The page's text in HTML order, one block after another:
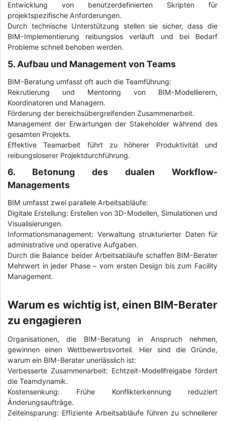
Entwicklung von benutzerdefinierten Skripten für
projektspezifische Anforderungen.
Durch technische Unterstützung stellen sie sicher, dass die
BIM-Implementierung reibungslos verläuft und bei Bedarf
Probleme schnell behoben werden.
5. Aufbau und Management von Teams
BIM-Beratung umfasst oft auch die Teamführung:
Rekrutierung und Mentoring von BIM-Modellierern,
Koordinatoren und Managern.
Förderung der bereichsübergreifenden Zusammenarbeit.
Management der Erwartungen der Stakeholder während des
gesamten Projekts.
Effektive Teamarbeit führt zu höherer Produktivität und
reibungsloserer Projektdurchführung.
6. Betonung des dualen Workflow-
Managements
BIM umfasst zwei parallele Arbeitsabläufe:
Digitale Erstellung: Erstellen von 3D-Modellen, Simulationen und
Visualisierungen.
Informationsmanagement: Verwaltung strukturierter Daten für
administrative und operative Aufgaben.
Durch die Balance beider Arbeitsabläufe schaffen BIM-Berater
Mehrwert in jeder Phase – vom ersten Design bis zum Facility
Management.
Warum es wichtig ist, einen BIM-Berater
zu engagieren
Organisationen, die BIM-Beratung in Anspruch nehmen,
gewinnen einen Wettbewerbsvorteil. Hier sind die Gründe,
warum ein BIM-Berater unerlässlich ist:
Verbesserte Zusammenarbeit: Echtzeit-Modellfreigabe fördert
die Teamdynamik.
Kostensenkung: Frühe Konflikterkennung reduziert
Änderungsaufträge.
Zeiteinsparung: Effiziente Arbeitsabläufe führen zu schnellerer